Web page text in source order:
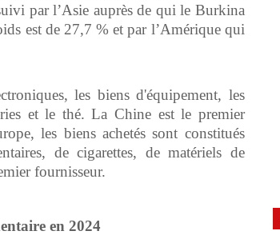
par l’Asie auprès de qui le Burkina
est de 27,7 % et par l’Amérique qui
les biens d'équipement, les
et le thé. La Chine est le premier
les biens achetés sont constitués
de cigarettes, de matériels de
fournisseur.
en 2024